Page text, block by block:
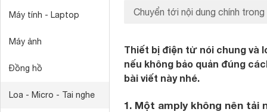
Máy tính - Laptop
Máy ảnh
Đồng hồ
Loa - Micro - Tai nghe
Chuyển tới nội dung chính trong
Thiết bị điện tử nói chung và
nếu không bảo quản đúng
bài viết này nhé.
1. Một amply không nên tải